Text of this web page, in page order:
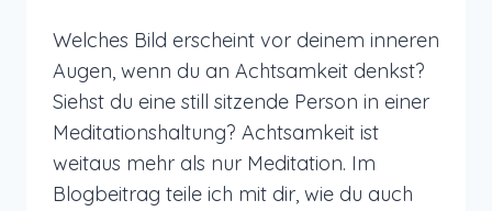
Welches Bild erscheint vor deinem inneren
Augen, wenn du an Achtsamkeit denkst?
Siehst du eine still sitzende Person in einer
Meditationshaltung? Achtsamkeit ist
weitaus mehr als nur Meditation. Im
Blogbeitrag teile ich mit dir, wie du auch